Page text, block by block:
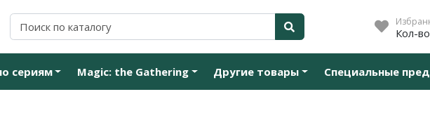
Кол-
сериям Magic: the Gathering Другие товары Специальные